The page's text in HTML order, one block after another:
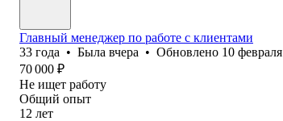
Главный менеджер по работе с клиентами
33 года • Была вчера • Обновлено 10 февраля
70 000 ₽
Не ищет работу
Общий опыт
12 лет